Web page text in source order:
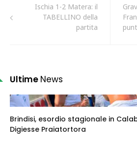
Ischia 1-2 Matera: il
TABELLINO della
partita
Ultime News
Brindisi, esordio stagionale in
Digiesse Praiatortora